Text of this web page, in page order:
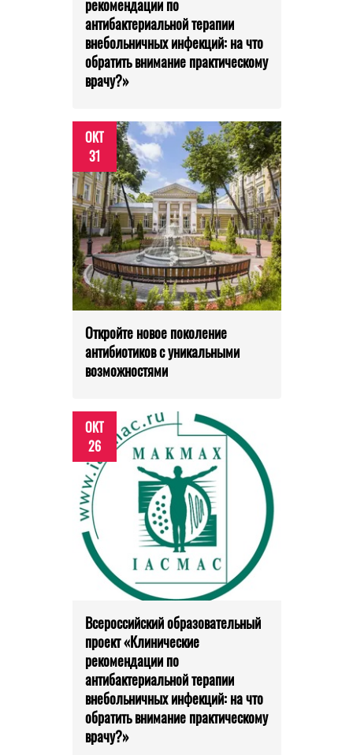
рекомендации по
антибактериальной терапии
внебольничных инфекций: на что
обратить внимание практическому
врачу?»
ОКТ
31
Откройте новое поколение
антибиотиков с уникальными
возможностями
ОКТ
26
Всероссийский образовательный
проект «Клинические
рекомендации по
антибактериальной терапии
внебольничных инфекций: на что
обратить внимание практическому
врачу?»